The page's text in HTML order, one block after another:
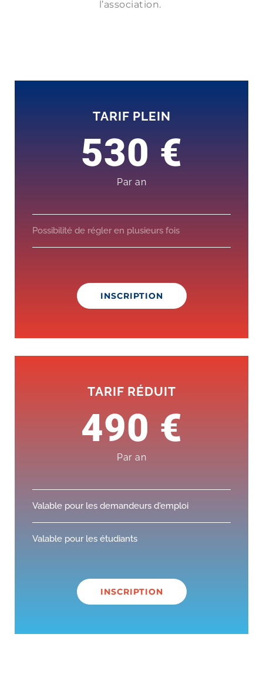
l’association.
TARIF PLEIN
530 €
Par an
Possibilité de régler en plusieurs fois
INSCRIPTION
TARIF RÉDUIT
490 €
Par an
Valable pour les demandeurs d'emploi
Valable pour les étudiants
INSCRIPTION